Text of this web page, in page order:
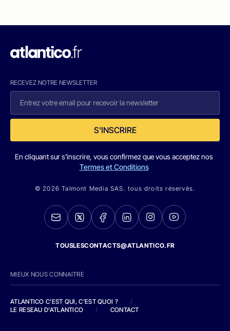
RECEVEZ NOTRE NEWSLETTER
S'INSCRIRE
En cliquant sur s'inscrire, vous confirmez que vous acceptez nos
Termes et Conditions
© 2026 Talmont Media SAS. tous droits réservés.
TOUSLESCONTACTS@ATLANTICO.FR
MIEUX NOUS CONNAITRE
ATLANTICO C'EST QUI, C'EST QUOI ?
/
LE RESEAU D'ATLANTICO
/ CONTACT